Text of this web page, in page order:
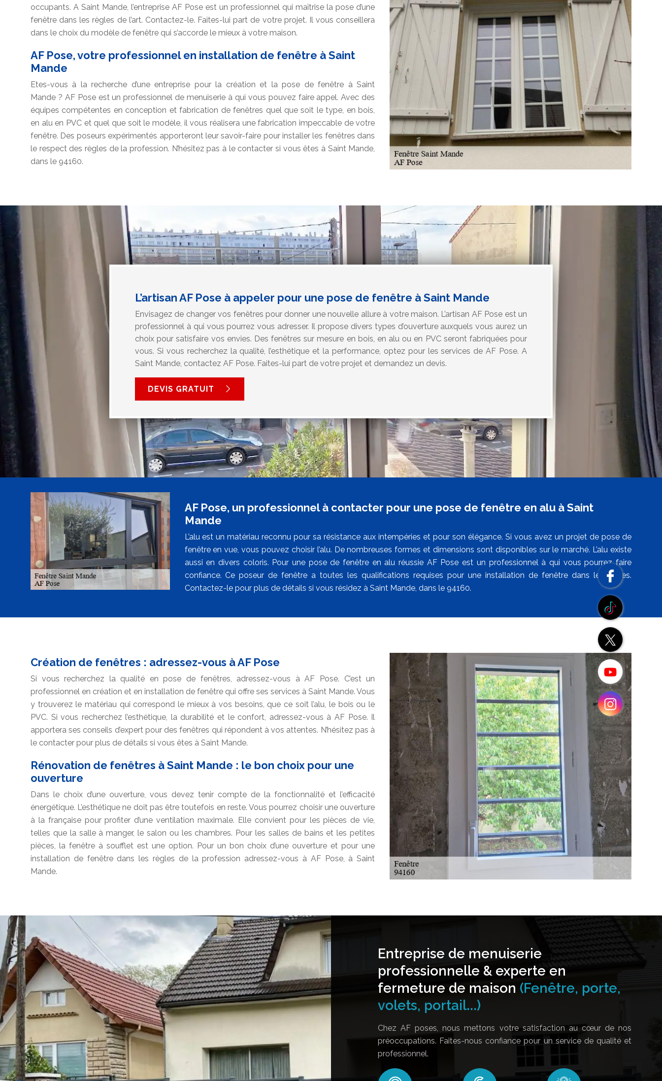
occupants. A Saint Mande, l’entreprise AF Pose est un professionnel qui maîtrise la pose d’une
fenêtre dans les règles de l’art. Contactez-le. Faites-lui part de votre projet. Il vous conseillera
dans le choix du modèle de fenêtre qui s’accorde le mieux à votre maison.
AF Pose, votre professionnel en installation de fenêtre à Saint
Mande
Etes-vous à la recherche d’une entreprise pour la création et la pose de fenêtre à Saint
Mande ? AF Pose est un professionnel de menuiserie à qui vous pouvez faire appel. Avec des
équipes compétentes en conception et fabrication de fenêtres quel que soit le type, en bois,
en alu en PVC et quel que soit le modèle, il vous réalisera une fabrication impeccable de votre
fenêtre. Des poseurs expérimentés apporteront leur savoir-faire pour installer les fenêtres dans
le respect des règles de la profession. N’hésitez pas à le contacter si vous êtes à Saint Mande,
dans le 94160.
L’artisan AF Pose à appeler pour une pose de fenêtre à Saint Mande
Envisagez de changer vos fenêtres pour donner une nouvelle allure à votre maison. L’artisan AF Pose est un
professionnel à qui vous pourrez vous adresser. Il propose divers types d’ouverture auxquels vous aurez un
choix pour satisfaire vos envies. Des fenêtres sur mesure en bois, en alu ou en PVC seront fabriquées pour
vous. Si vous recherchez la qualité, l’esthétique et la performance, optez pour les services de AF Pose. A
Saint Mande, contactez AF Pose. Faites-lui part de votre projet et demandez un devis.
DEVIS GRATUIT
AF Pose, un professionnel à contacter pour une pose de fenêtre en alu à Saint
Mande
L’alu est un matériau reconnu pour sa résistance aux intempéries et pour son élégance. Si vous avez un projet de pose de
fenêtre en vue, vous pouvez choisir l’alu. De nombreuses formes et dimensions sont disponibles sur le marché. L’alu existe
aussi en divers coloris. Pour une pose de fenêtre en alu réussie AF Pose est un professionnel à qui vous pourrez faire
confiance. Ce poseur de fenêtre a toutes les qualifications requises pour une installation de fenêtre dans les règles.
Contactez-le pour plus de détails si vous résidez à Saint Mande, dans le 94160.
Création de fenêtres : adressez-vous à AF Pose
Si vous recherchez la qualité en pose de fenêtres, adressez-vous à AF Pose. C’est un
professionnel en création et en installation de fenêtre qui offre ses services à Saint Mande. Vous
y trouverez le matériau qui correspond le mieux à vos besoins, que ce soit l’alu, le bois ou le
PVC. Si vous recherchez l’esthétique, la durabilité et le confort, adressez-vous à AF Pose. Il
apportera ses conseils d’expert pour des fenêtres qui répondent à vos attentes. N’hésitez pas à
le contacter pour plus de détails si vous êtes à Saint Mande.
Rénovation de fenêtres à Saint Mande : le bon choix pour une
ouverture
Dans le choix d’une ouverture, vous devez tenir compte de la fonctionnalité et l’efficacité
énergétique. L’esthétique ne doit pas être toutefois en reste. Vous pourrez choisir une ouverture
à la française pour profiter d’une ventilation maximale. Elle convient pour les pièces de vie,
telles que la salle à manger, le salon ou les chambres. Pour les salles de bains et les petites
pièces, la fenêtre à soufflet est une option. Pour un bon choix d’une ouverture et pour une
installation de fenêtre dans les règles de la profession adressez-vous à AF Pose, à Saint
Mande.
Entreprise de menuiserie
professionnelle & experte en
fermeture de maison (Fenêtre, porte,
volets, portail...)
Chez AF poses, nous mettons votre satisfaction au cœur de nos
préoccupations. Faites-nous confiance pour un service de qualité et
professionnel.